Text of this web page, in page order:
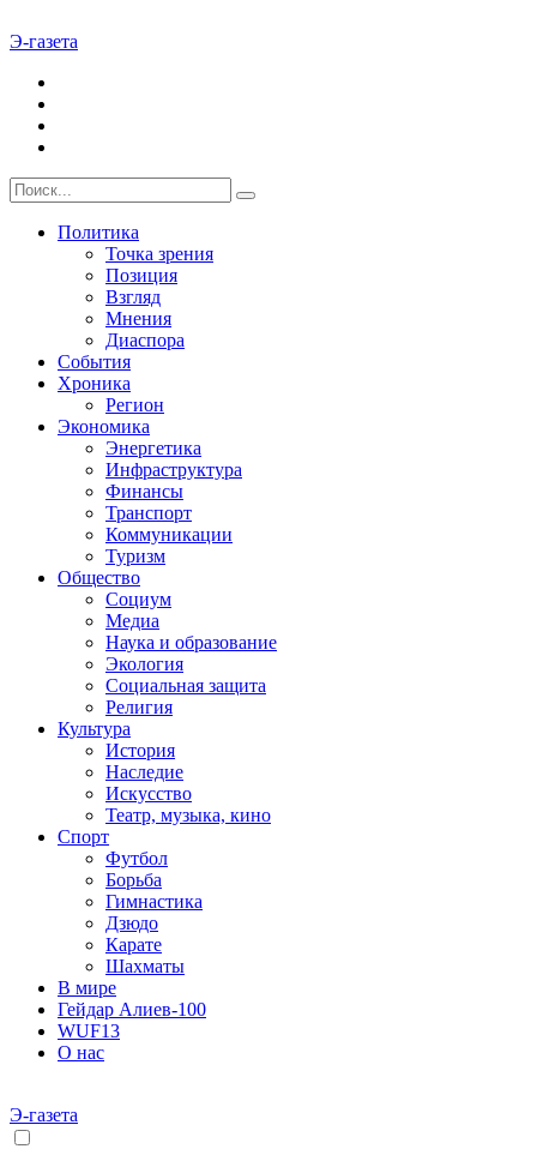
Э-газета
Политика
Точка зрения
Позиция
Взгляд
Мнения
Диаспора
События
Хроника
Регион
Экономика
Энергетика
Инфраструктура
Финансы
Транспорт
Коммуникации
Туризм
Общество
Социум
Медиа
Наука и образование
Экология
Социальная защита
Религия
Культура
История
Наследие
Искусство
Театр, музыка, кино
Спорт
Футбол
Борьба
Гимнастика
Дзюдо
Карате
Шахматы
В мире
Гейдар Алиев-100
WUF13
О нас
Э-газета